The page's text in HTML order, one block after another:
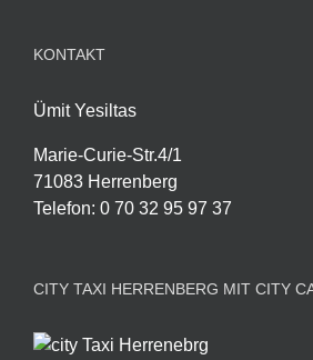
KONTAKT
Ümit Yesiltas
Marie-Curie-Str.4/1
71083 Herrenberg
Telefon: 0 70 32 95 97 37
CITY TAXI HERRENBERG MIT CITY